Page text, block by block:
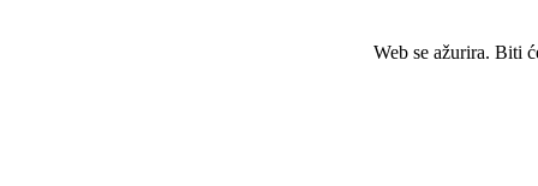
Web se ažurira. Biti